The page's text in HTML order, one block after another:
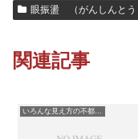
眼振盪 （がんしんとう
関連記事
いろんな見え方の不都合に対応した眼鏡